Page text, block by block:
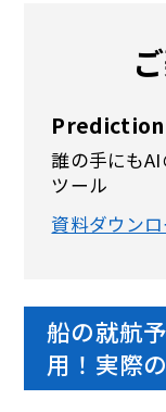
Prediction
誰の手にも
ツール
資料ダウン
船の就航
用！実際